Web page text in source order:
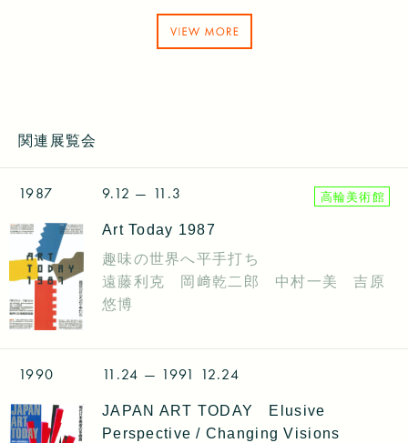
関連展覧会
1987 9.12 — 11.3 高輪美術館
Art Today 1987
趣味の世界へ平手打ち
遠藤利克 岡﨑乾二郎 中村一美 吉原
悠博
1990 11.24 — 1991 12.24
JAPAN ART TODAY Elusive
Perspective / Changing Visions